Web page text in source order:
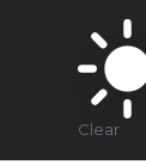
Clear